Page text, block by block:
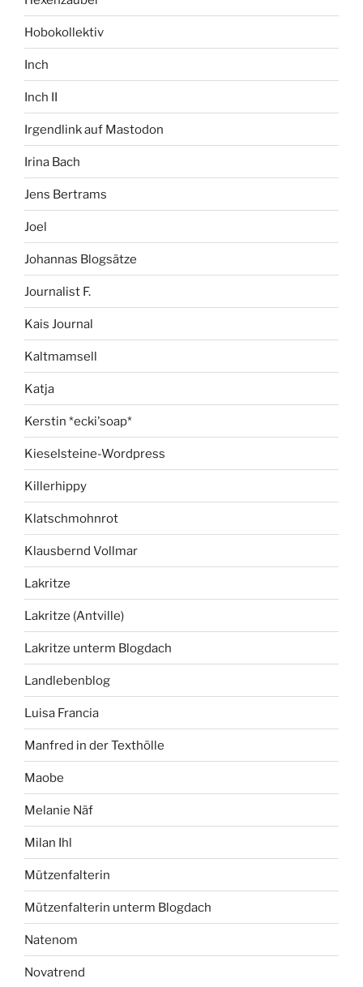
Hobokollektiv
Inch
Inch II
Irgendlink auf Mastodon
Irina Bach
Jens Bertrams
Joel
Johannas Blogsätze
Journalist F.
Kais Journal
Kaltmamsell
Katja
Kerstin *ecki'soap*
Kieselsteine-Wordpress
Killerhippy
Klatschmohnrot
Klausbernd Vollmar
Lakritze
Lakritze (Antville)
Lakritze unterm Blogdach
Landlebenblog
Luisa Francia
Manfred in der Texthölle
Maobe
Melanie Näf
Milan Ihl
Mützenfalterin
Mützenfalterin unterm Blogdach
Natenom
Novatrend